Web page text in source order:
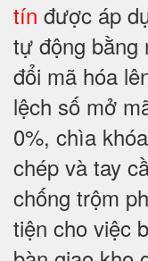
tín được áp
tự động bằng
đổi mã hóa
lệch số mở
0%, chìa
chép và tay
chống trộm
tiện cho việc